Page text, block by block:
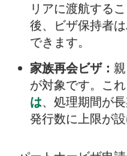
リアに渡航する
後、ビザ保持者
できます。
家族再会ビザ：
が対象です。これ
は、処理期間が
発行数に上限が設